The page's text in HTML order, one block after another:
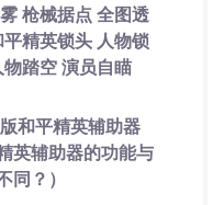
枪械据点 全图透
精英锁头 人物锁
物踏空 演员自瞄
和平精英辅助器
英辅助器的功能与
同？）